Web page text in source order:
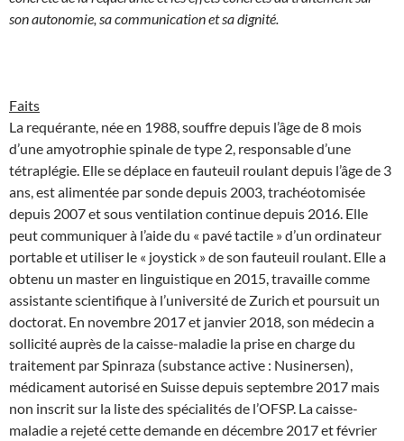
son autonomie, sa communication et sa dignité.
Faits
La requérante, née en 1988, souffre depuis l’âge de 8 mois
d’une amyotrophie spinale de type 2, responsable d’une
tétraplégie. Elle se déplace en fauteuil roulant depuis l’âge de 3
ans, est alimentée par sonde depuis 2003, trachéotomisée
depuis 2007 et sous ventilation continue depuis 2016. Elle
peut communiquer à l’aide du « pavé tactile » d’un ordinateur
portable et utiliser le « joystick » de son fauteuil roulant. Elle a
obtenu un master en linguistique en 2015, travaille comme
assistante scientifique à l’université de Zurich et poursuit un
doctorat. En novembre 2017 et janvier 2018, son médecin a
sollicité auprès de la caisse-maladie la prise en charge du
traitement par Spinraza (substance active : Nusinersen),
médicament autorisé en Suisse depuis septembre 2017 mais
non inscrit sur la liste des spécialités de l’OFSP. La caisse-
maladie a rejeté cette demande en décembre 2017 et février